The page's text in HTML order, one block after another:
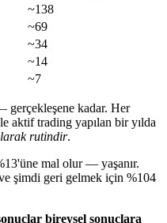
~138
~69
~34
~14
~7
gerçekleşene kadar. Her
aktif trading yapılan bir yılda
rutindir.
mal olur — yaşanır.
şimdi geri gelmek için %104
bireysel sonuçlara